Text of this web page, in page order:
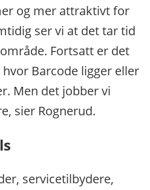
og mer attraktivt for
ser vi at det tar tid
Fortsatt er det
Barcode ligger eller
Men det jobber vi
sier Rognerud.
servicetilbydere,